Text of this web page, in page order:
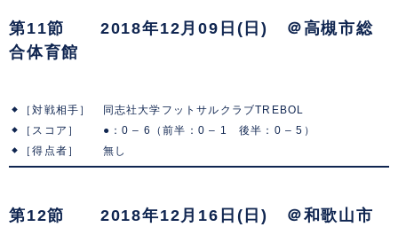
第11節 2018年12月09日(日) ＠高槻市総
合体育館
［対戦相手］ 同志社大学フットサルクラブTREBOL
［スコア］ ●：0 – 6（前半：0 – 1 後半：0 – 5）
［得点者］ 無し
第12節 2018年12月16日(日) ＠和歌山市